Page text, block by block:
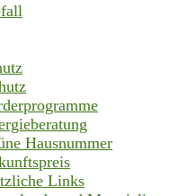
Hausnummer
Links